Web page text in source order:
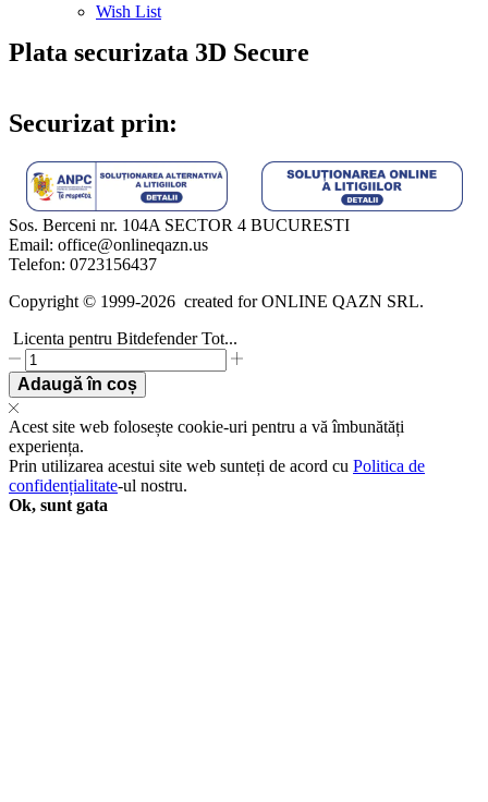
Wish List
Plata securizata 3D Secure
Securizat prin:
Sos. Berceni nr. 104A SECTOR 4 BUCURESTI
Email: office@onlineqazn.us
Telefon: 0723156437
Copyright ©️ 1999-2026 created for ONLINE QAZN SRL.
Licenta pentru Bitdefender Tot...
Licenta
pentru
Bitdefender
Security
with
VPN
-
1-
Adaugă în coș
Acest site web folosește cookie-uri pentru a vă îmbunătăți
experiența.
Prin utilizarea acestui site web sunteți de acord cu Politica de
confidențialitate-ul nostru.
Ok, sunt gata